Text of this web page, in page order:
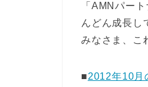
「AMNパー
んどん成長し
みなさま、こ
■2012年10月